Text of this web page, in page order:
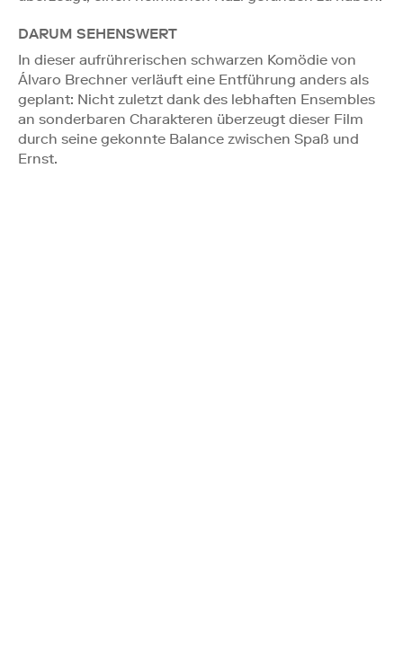
DARUM SEHENSWERT
In dieser aufrührerischen schwarzen Komödie von
Álvaro Brechner verläuft eine Entführung anders als
geplant: Nicht zuletzt dank des lebhaften Ensembles
an sonderbaren Charakteren überzeugt dieser Film
durch seine gekonnte Balance zwischen Spaß und
Ernst.